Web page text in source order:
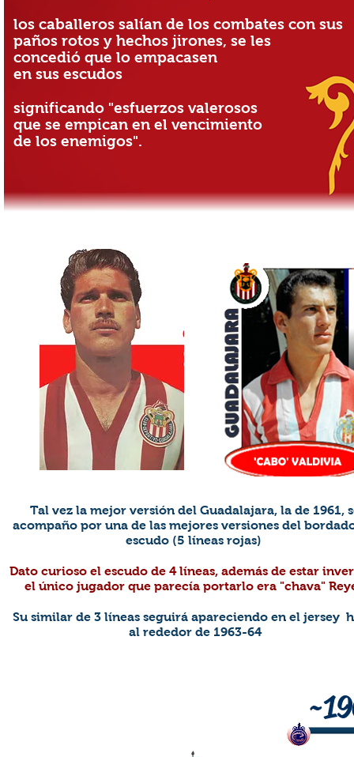
los caballeros salían de los combates con sus
paños rotos y hechos jirones, se les
concedió que lo empacasen
en sus escudos
significando "esfuerzos valerosos
que se empican en el vencimiento
de los enemigos".
Tal vez la mejor versión del Guadalajara, la de 1961,
acompaño por una de las mejores versiones del
escudo (5 líneas rojas)
Dato curioso el escudo de 4 líneas, además de estar
el único jugador que parecía portarlo era "chava"
Su similar de 3 líneas seguirá apareciendo en el jersey
al rededor de 1963-64